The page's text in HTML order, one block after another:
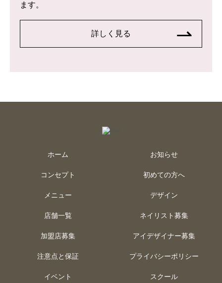
ます。
詳しく見る
ホーム
コンセプト
メニュー
店舗一覧
加盟店募集
注意点と保証
イベント
お知らせ
初めての方へ
デザイン
ネイリスト募集
アイデザイナー募集
プライバシーポリシー
スクール